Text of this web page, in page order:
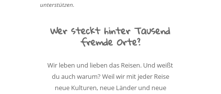
unterstützen.
Wer steckt hinter Tausend
fremde Orte?
Wir leben und lieben das Reisen. Und weißt
du auch warum? Weil wir mit jeder Reise
neue Kulturen, neue Länder und neue